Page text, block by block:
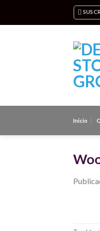
Inicio